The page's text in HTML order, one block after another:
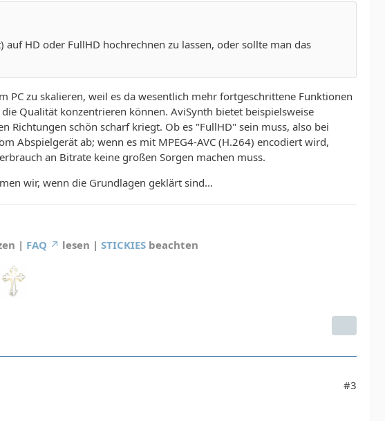
HD oder FullHD hochrechnen zu lassen, oder sollte man das
zu skalieren, weil es da wesentlich mehr fortgeschrittene Funktionen
Qualität konzentrieren können. AviSynth bietet beispielsweise
Richtungen schön scharf kriegt. Ob es "FullHD" sein muss, also bei
Abspielgerät ab; wenn es mit MPEG4-AVC (H.264) encodiert wird,
an Bitrate keine großen Sorgen machen muss.
wir, wenn die Grundlagen geklärt sind...
| FAQ lesen | STICKIES beachten
#3